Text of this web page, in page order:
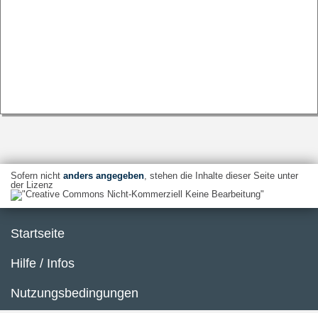
Sofern nicht anders angegeben, stehen die Inhalte dieser Seite unter
der Lizenz
Startseite
Hilfe / Infos
Nutzungsbedingungen